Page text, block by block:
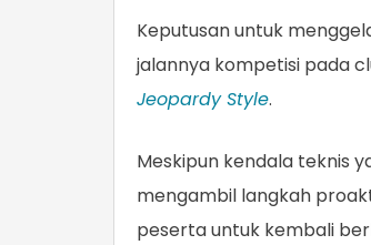
Keputusan untuk
jalannya kompetisi pada
Jeopardy Style.
Meskipun kendala teknis
mengambil langkah
peserta untuk kembali